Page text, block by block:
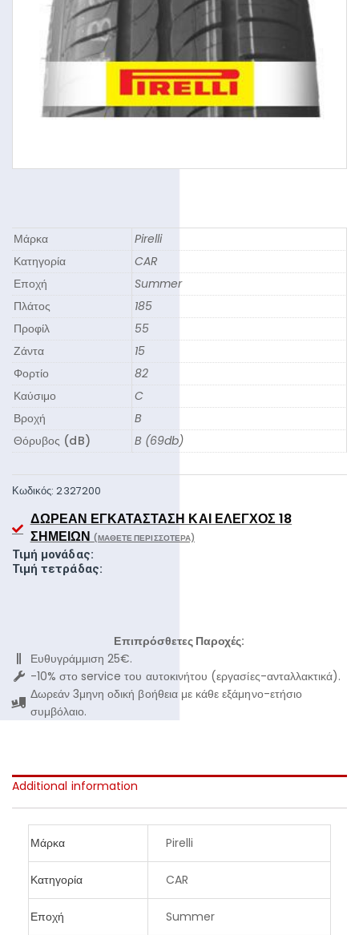
Μάρκα
Pirelli
Κατηγορία
CAR
Εποχή
Summer
Πλάτος
185
Προφίλ
55
Ζάντα
15
Φορτίο
82
Καύσιμο
C
Βροχή
B
Θόρυβος (dB)
B (69db)
Κωδικός:2327200
ΔΩΡΕΆΝ ΕΓΚΑΤΆΣΤΑΣΗ ΚΑΙ ΈΛΕΓΧΟΣ 18
ΣΗΜΕΊΩΝ (ΜΆΘΕΤΕ ΠΕΡΙΣΣΌΤΕΡΑ)
Τιμή μονάδας:
Τιμή τετράδας:
Επιπρόσθετες Παροχές:
Ευθυγράμμιση 25€.
-10% στο service του αυτοκινήτου (εργασίες-ανταλλακτικά).
Δωρεάν 3μηνη οδική βοήθεια με κάθε εξάμηνο-ετήσιο
συμβόλαιο.
Additional information
Μάρκα Pirelli
Κατηγορία CAR
Εποχή Summer